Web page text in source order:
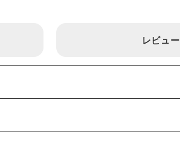
レビュー